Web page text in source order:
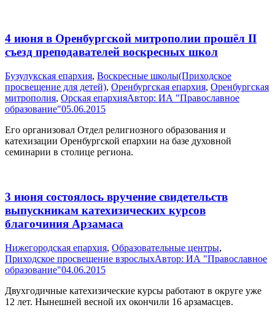
4 июня в Оренбургской митрополии прошёл II
съезд преподавателей воскресных школ
Бузулукская епархия, Воскресные школы(Приходское
просвещение для детей), Оренбургская епархия, Оренбургская
митрополия, Орская епархияАвтор: ИА "Православное
образование"05.06.2015
Его организовал Отдел религиозного образования и
катехизации Оренбургской епархии на базе духовной
семинарии в столице региона.
3 июня состоялось вручение свидетельств
выпускникам катехизических курсов
благочиния Арзамаса
Нижегородская епархия, Образовательные центры,
Приходское просвещение взрослыхАвтор: ИА "Православное
образование"04.06.2015
Двухгодичные катехизические курсы работают в округе уже
12 лет. Нынешней весной их окончили 16 арзамасцев.